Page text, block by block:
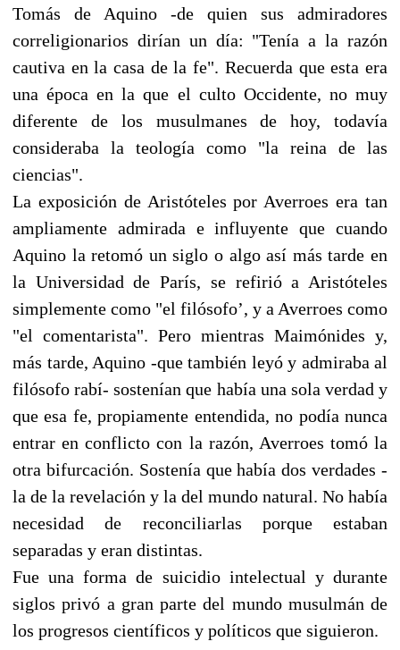
Tomás de Aquino -de quien sus admiradores
correligionarios dirían un día: "Tenía a la razón
cautiva en la casa de la fe". Recuerda que esta era
una época en la que el culto Occidente, no muy
diferente de los musulmanes de hoy, todavía
consideraba la teología como "la reina de las
ciencias".
La exposición de Aristóteles por Averroes era tan
ampliamente admirada e influyente que cuando
Aquino la retomó un siglo o algo así más tarde en
la Universidad de París, se refirió a Aristóteles
simplemente como "el filósofo’, y a Averroes como
"el comentarista". Pero mientras Maimónides y,
más tarde, Aquino -que también leyó y admiraba al
filósofo rabí- sostenían que había una sola verdad y
que esa fe, propiamente entendida, no podía nunca
entrar en conflicto con la razón, Averroes tomó la
otra bifurcación. Sostenía que había dos verdades -
la de la revelación y la del mundo natural. No había
necesidad de reconciliarlas porque estaban
separadas y eran distintas.
Fue una forma de suicidio intelectual y durante
siglos privó a gran parte del mundo musulmán de
los progresos científicos y políticos que siguieron.